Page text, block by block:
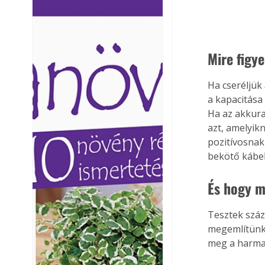
Mire
Ha
a
Ha az
azt,
bekötő
És hogy
Tesztek
meg a